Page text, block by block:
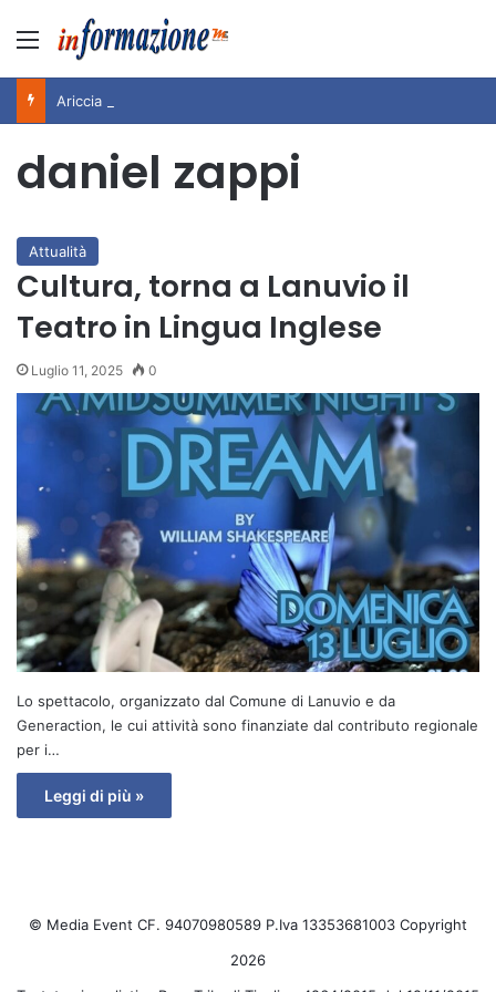
Menu
daniel zappi
Attualità
Cultura, torna a Lanuvio il
Teatro in Lingua Inglese
Luglio 11, 2025 0
Lo spettacolo, organizzato dal Comune di Lanuvio e da
Generaction, le cui attività sono finanziate dal contributo regionale
per i…
Leggi di più »
© Media Event CF. 94070980589 P.Iva 13353681003 Copyright
2026